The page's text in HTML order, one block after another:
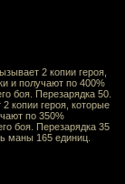
2 копии героя,
и получают по 400%
боя. Перезарядка 50.
копии героя, которые
по 350%
боя. Перезарядка 35
маны 165 единиц.